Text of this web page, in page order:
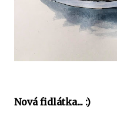
Nová fidlátka... :)